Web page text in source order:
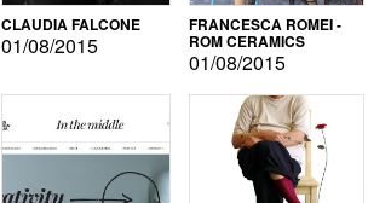
CLAUDIA FALCONE
01/08/2015
FRANCESCA ROMEI -
ROM CERAMICS
01/08/2015